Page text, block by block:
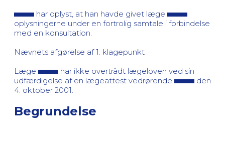
har oplyst, at han havde givet læge
oplysningerne under en fortrolig samtale i forbindelse
med en konsultation.
Nævnets afgørelse af 1. klagepunkt
Læge
har ikke overtrådt lægeloven ved sin
udfærdigelse af en lægeattest vedrørende
den
4. oktober 2001.
Begrundelse